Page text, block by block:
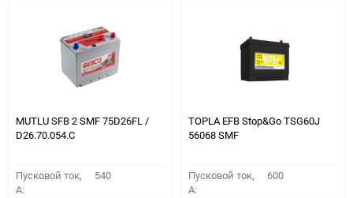
MUTLU SFB 2 SMF 75D26FL /
D26.70.054.C
Пусковой ток,
A:
540
TOPLA EFB Stop&Go TSG60J
56068 SMF
Пусковой ток,
A:
600